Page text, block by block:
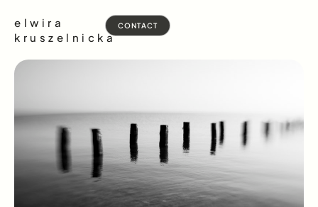
elwira
kruszelnicka
CONTACT